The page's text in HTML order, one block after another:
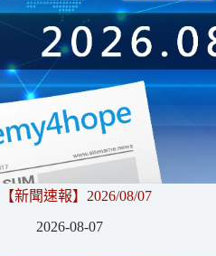
【新聞速報】2026/08/07
2026-08-07